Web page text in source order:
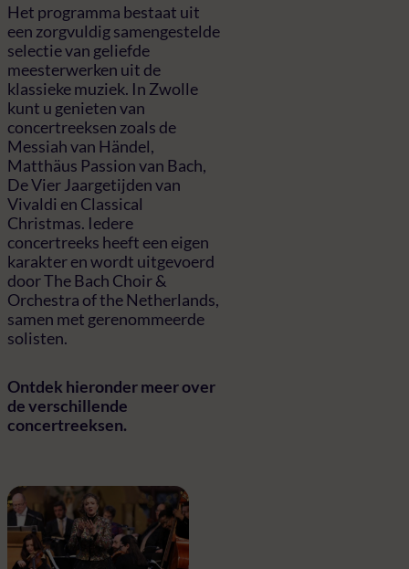
Het programma bestaat uit
een zorgvuldig samengestelde
selectie van geliefde
meesterwerken uit de
klassieke muziek. In Zwolle
kunt u genieten van
concertreeksen zoals de
Messiah van Händel,
Matthäus Passion van Bach,
De Vier Jaargetijden van
Vivaldi en Classical
Christmas. Iedere
concertreeks heeft een eigen
karakter en wordt uitgevoerd
door The Bach Choir &
Orchestra of the Netherlands,
samen met gerenommeerde
solisten.
Ontdek hieronder meer over
de verschillende
concertreeksen.